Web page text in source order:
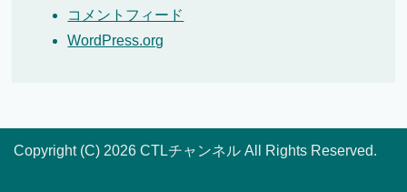
コメントフィード
WordPress.org
Copyright (C) 2026 CTLチャンネル All Rights Reserved.